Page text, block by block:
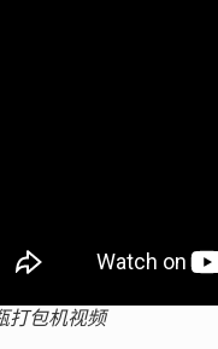
打包机视频